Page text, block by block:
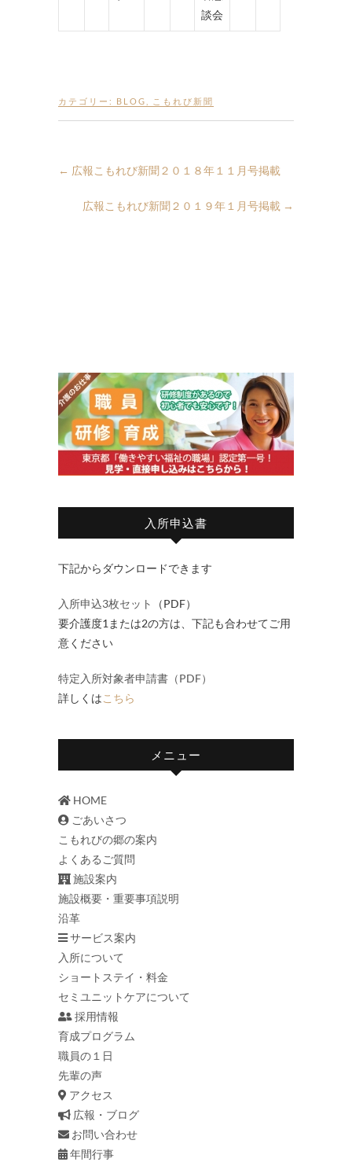
談会
カテゴリー: BLOG こもれび新聞
← 広報こもれび新聞２０１８年１１月号掲載
広報こもれび新聞２０１９年１月号掲載 →
入所申込書
下記からダウンロードできます
入所申込3枚セット
（PDF）
要介護度1または2の方は、下記も合わせてご用
意ください
特定入所対象者申請書（PDF）
詳しくはこちら
メニュー
HOME
ごあいさつ
こもれびの郷の案内
よくあるご質問
施設案内
施設概要・重要事項説明
沿革
サービス案内
入所について
ショートステイ・料金
セミユニットケアについて
採用情報
育成プログラム
職員の１日
先輩の声
アクセス
広報・ブログ
お問い合わせ
年間行事